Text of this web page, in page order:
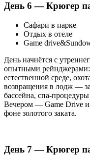
День 6 — Крюгер
Сафари в парке
Отдых в отеле
Game
День начнётся с
опытными
естественной среде,
возвращения в лодж —
бассейна, спа-
Вечером — Game Drive и
фоне золотого заката.
День 7 — Крюгер